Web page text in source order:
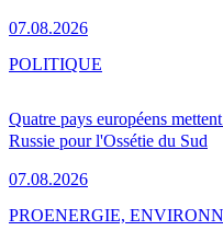
07.08.2026
Quatre pays européens
Russie pour l'Ossétie du Sud
07.08.2026
POLITIQUE
PROENERGIE,